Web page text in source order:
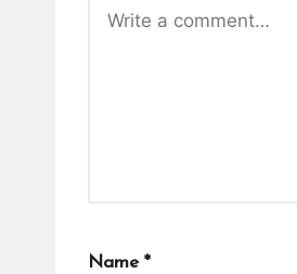
Name *